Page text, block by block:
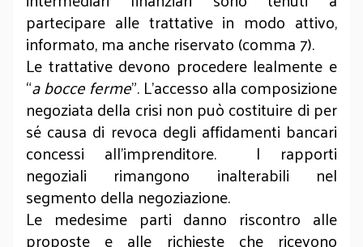
partecipare alle trattative in modo attivo,
informato, ma anche riservato (comma 7).
Le trattative devono procedere lealmente e
“a bocce ferme”. L’accesso alla composizione
negoziata della crisi non può costituire di per
sé causa di revoca degli affidamenti bancari
concessi all’imprenditore. I rapporti
negoziali rimangono inalterabili nel
segmento della negoziazione.
Le medesime parti danno riscontro alle
proposte e alle richieste che ricevono